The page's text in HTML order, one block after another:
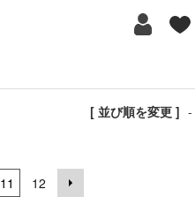
[ 並び順を変更 ] -
11 12